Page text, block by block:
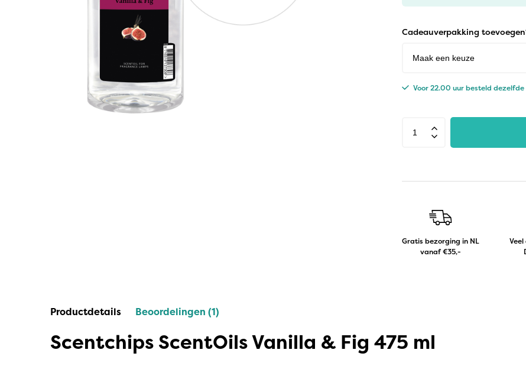
Village Candle
Scentchips
Horomia Wasparfum
Countryfield Led Kaarsen
Cadeauverpakking
Voor 22.00 uur besteld
Gratis bezorging in NL
vanaf €35,-
Productdetails Beoordelingen (1)
Scentchips ScentOils Vanilla & Fig 475 ml